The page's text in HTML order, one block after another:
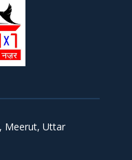
Meerut, Uttar